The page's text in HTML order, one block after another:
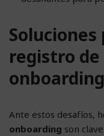
registro de
onboarding
Ante estos desafíos,
onboarding son